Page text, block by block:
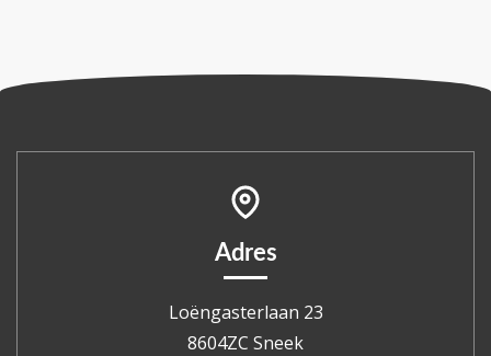
Adres
Loëngasterlaan 23
8604ZC Sneek